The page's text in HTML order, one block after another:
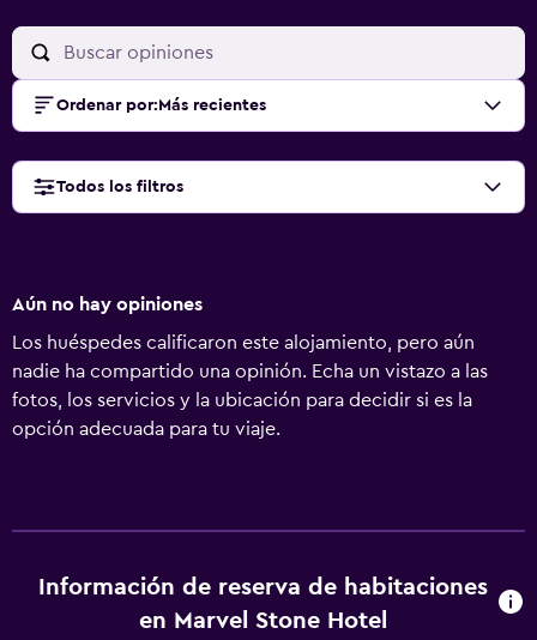
Ordenar por: Más recientes
Todos los filtros
Aún no hay opiniones
Los huéspedes calificaron este alojamiento, pero aún
nadie ha compartido una opinión. Echa un vistazo a las
fotos, los servicios y la ubicación para decidir si es la
opción adecuada para tu viaje.
Información de reserva de habitaciones
en Marvel Stone Hotel